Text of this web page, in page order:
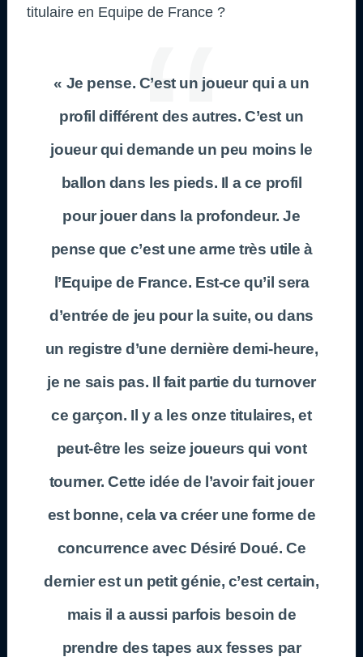
titulaire en Equipe de France ?
« Je pense. C’est un joueur qui a un
profil différent des autres. C’est un
joueur qui demande un peu moins le
ballon dans les pieds. Il a ce profil
pour jouer dans la profondeur. Je
pense que c’est une arme très utile à
l’Equipe de France. Est-ce qu’il sera
d’entrée de jeu pour la suite, ou dans
un registre d’une dernière demi-heure,
je ne sais pas. Il fait partie du turnover
ce garçon. Il y a les onze titulaires, et
peut-être les seize joueurs qui vont
tourner. Cette idée de l’avoir fait jouer
est bonne, cela va créer une forme de
concurrence avec Désiré Doué. Ce
dernier est un petit génie, c’est certain,
mais il a aussi parfois besoin de
prendre des tapes aux fesses par